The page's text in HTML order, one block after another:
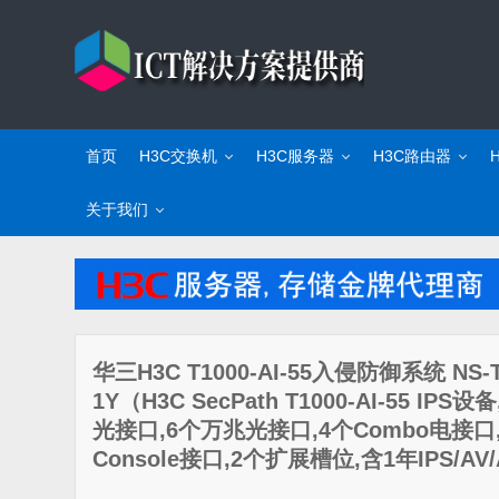
首页 H3C交换机 H3C服务器 H3C路由器
关于我们
华三H3C T1000-AI-55入侵防御系统
1Y（H3C SecPath T1000-AI-55 IPS设
光接口,6个万兆光接口,4个Combo电接
Console接口,2个扩展槽位,含1年IPS/